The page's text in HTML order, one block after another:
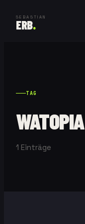
SEBASTIAN
ERB.
TAG
WATOPIA
1 Einträge